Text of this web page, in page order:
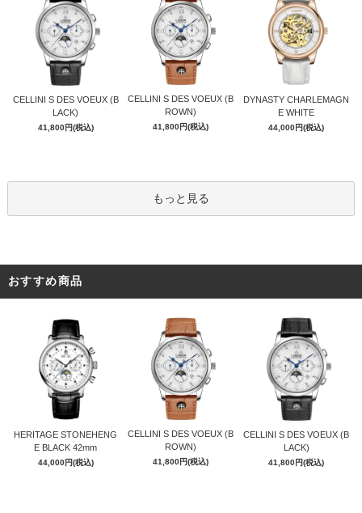
CELLINI S DES VOEUX (B
LACK)
41,800円(税込)
CELLINI S DES VOEUX (B
ROWN)
41,800円(税込)
DYNASTY CHARLEMAGN
E WHITE
44,000円(税込)
もっと見る
おすすめ商品
HERITAGE STONEHENG
E BLACK 42mm
44,000円(税込)
CELLINI S DES VOEUX (B
ROWN)
41,800円(税込)
CELLINI S DES VOEUX (B
LACK)
41,800円(税込)